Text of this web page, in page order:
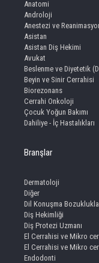
Anatomi
Androloji
Anestezi ve
Asistan
Asistan Diş Hekimi
Avukat
Beslenme ve Diyetetik
Beyin ve Sinir Cerrahisi
Biorezonans
Cerrahi Onkoloji
Çocuk Yoğun Bakımı
Dahiliye - İç Hastalıkları
Branşlar
Dermatoloji
Diğer
Dil Konuşma
Diş Hekimliği
Diş Protezi Uzmanı
El Cerrahisi ve Mikro
El Cerrahisi ve Mikro
Endodonti